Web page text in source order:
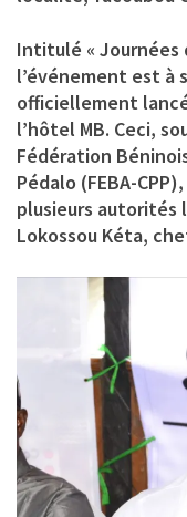
Intitulé « Journées
l’événement est à
officiellement
l’hôtel MB. Ceci,
Fédération
Pédalo (FEBA-
plusieurs autorités
Lokossou Kéta,